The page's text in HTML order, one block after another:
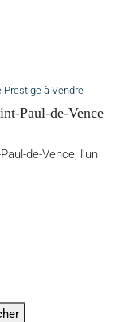
à Vendre
Paul-de-Vence
de-Vence, l'un